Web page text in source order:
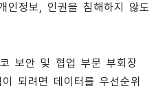
정보, 인권을 침해하지 않도
보안 및 협업 부문 부회장
되려면 데이터를 우선순위